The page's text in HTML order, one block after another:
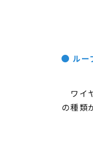
ルー
ワイ
の種類